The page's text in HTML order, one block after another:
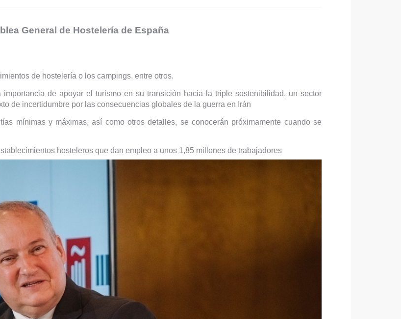
General de Hostelería de España
de hostelería o los campings, entre otros.
de apoyar el turismo en su transición hacia la triple sostenibilidad, un sector
de incertidumbre por las consecuencias globales de la guerra en Irán
mínimas y máximas, así como otros detalles, se conocerán próximamente cuando se
hosteleros que dan empleo a unos 1,85 millones de trabajadores